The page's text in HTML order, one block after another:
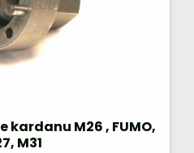
M26 , FUMO,
M31